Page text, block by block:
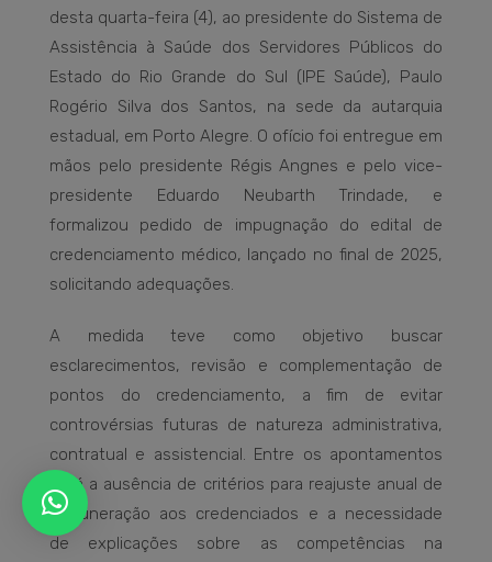
desta quarta-feira (4), ao presidente do Sistema de
Assistência à Saúde dos Servidores Públicos do
Estado do Rio Grande do Sul (IPE Saúde), Paulo
Rogério Silva dos Santos, na sede da autarquia
estadual, em Porto Alegre. O ofício foi entregue em
mãos pelo presidente Régis Angnes e pelo vice-
presidente Eduardo Neubarth Trindade, e
formalizou pedido de impugnação do edital de
credenciamento médico, lançado no final de 2025,
solicitando adequações.
A medida teve como objetivo buscar
esclarecimentos, revisão e complementação de
pontos do credenciamento, a fim de evitar
controvérsias futuras de natureza administrativa,
contratual e assistencial. Entre os apontamentos
está a ausência de critérios para reajuste anual de
remuneração aos credenciados e a necessidade
de explicações sobre as competências na